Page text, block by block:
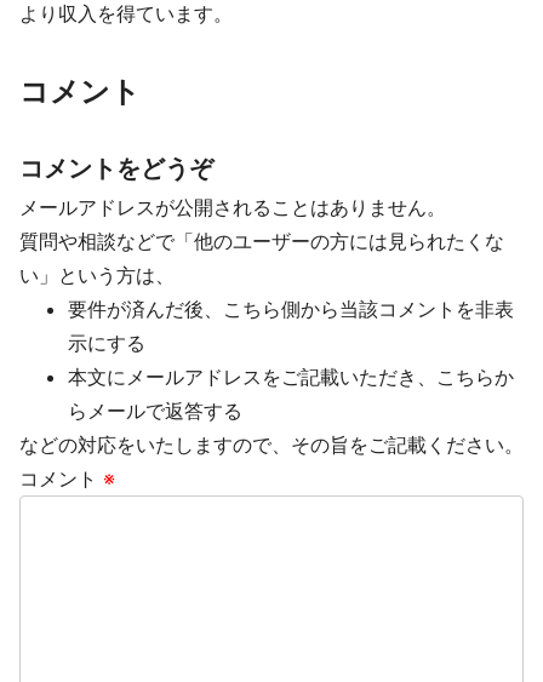
より収入を得ています。
コメント
コメントをどうぞ
メールアドレスが公開されることはありません。
質問や相談などで「他のユーザーの方には見られたくな
い」という方は、
要件が済んだ後、こちら側から当該コメントを非表
示にする
本文にメールアドレスをご記載いただき、こちらか
らメールで返答する
などの対応をいたしますので、その旨をご記載ください。
コメント ※